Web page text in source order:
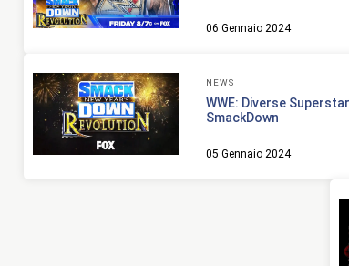
06 Gennaio 2024
NEWS
WWE: Diverse
SmackDown
05 Gennaio 2024